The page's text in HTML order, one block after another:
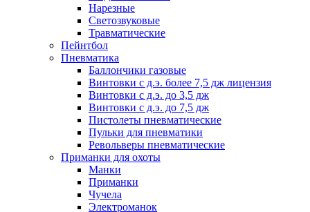
Нарезные
Светозвуковые
Травматические
Пейнтбол
Пневматика
Баллончики газовые
Винтовки с д.э. более 7,5 дж лицензия
Винтовки с д.э. до 3,5 дж
Винтовки с д.э. до 7,5 дж
Пистолеты пневматические
Пульки для пневматики
Револьверы пневматические
Приманки для охоты
Манки
Приманки
Чучела
Электроманок